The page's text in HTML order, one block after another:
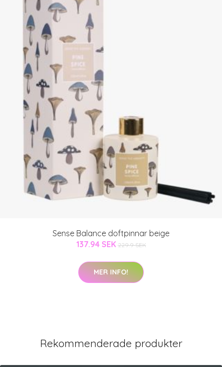
Sense Balance doftpinnar beige
137.94 SEK 229.9 SEK
MER INFO!
Rekommenderade produkter